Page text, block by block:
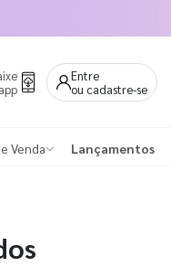
Entre
ou cadastre-se
Venda Lançamentos